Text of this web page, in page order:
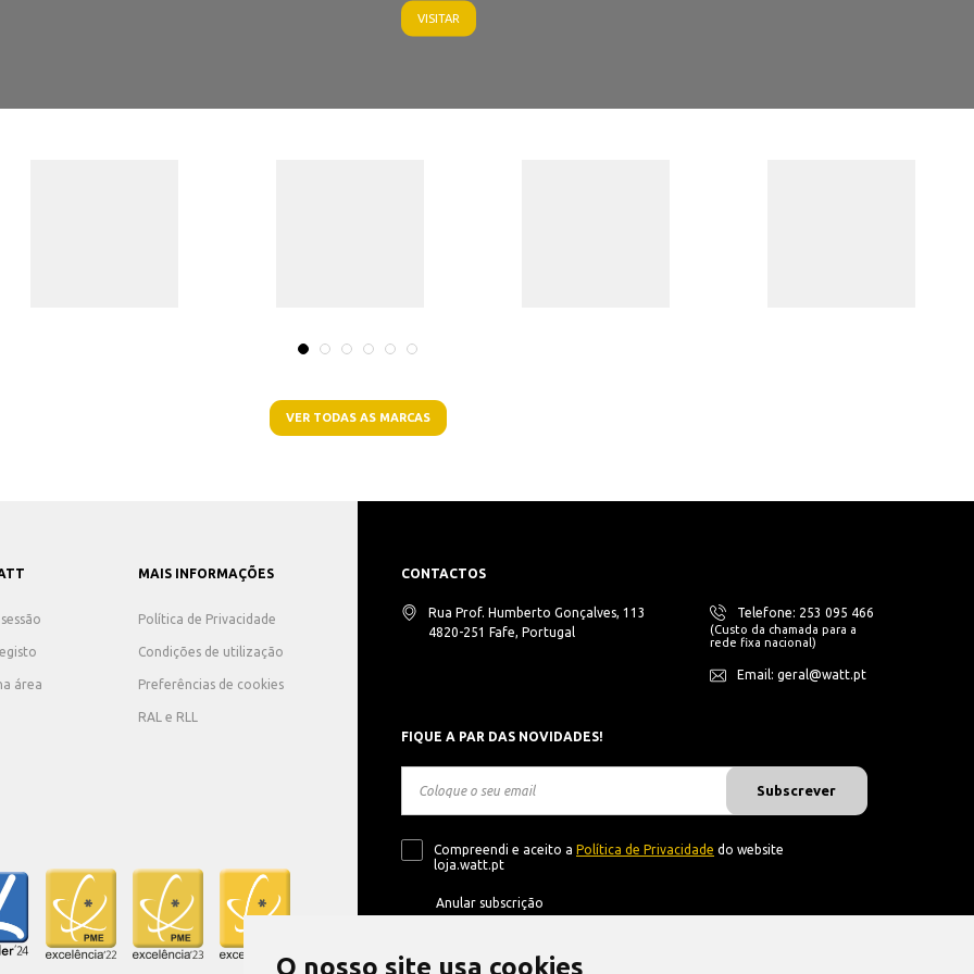
O nosso site usa cookies
VISITAR
VER TODAS AS MARCAS
área
MAIS INFORMAÇÕES
Política de Privacidade
Condições de utilização
Preferências de cookies
RAL e RLL
CONTACTOS
Rua Prof. Humberto Gonçalves, 113
4820-251 Fafe, Portugal
Telefone: 253 095 466
(Custo da chamada para a
rede fixa nacional)
Email: geral@watt.pt
FIQUE A PAR DAS NOVIDADES!
Subscrever
Compreendi e aceito a Política de Privacidade do website
loja.watt.pt
Anular subscrição